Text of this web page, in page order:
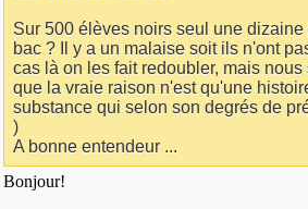
Sur 500 élèves noirs seul une
bac ? Il y a un malaise soit ils n'ont
cas là on les fait redoubler, mais
que la vraie raison n'est qu'une
substance qui selon son degrés de
)
A bonne entendeur ...
Bonjour!